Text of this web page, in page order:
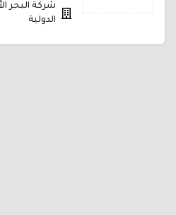
شركة البحر
الدولية